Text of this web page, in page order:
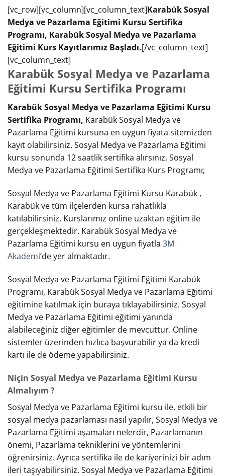
[vc_row][vc_column][vc_column_text]Karabük Sosyal
Medya ve Pazarlama Eğitimi Kursu Sertifika
Programı, Karabük Sosyal Medya ve Pazarlama
Eğitimi Kurs Kayıtlarımız Başladı.[/vc_column_text]
[vc_column_text]
Karabük Sosyal Medya ve Pazarlama
Eğitimi Kursu Sertifika Programı
Karabük Sosyal Medya ve Pazarlama Eğitimi Kursu
Sertifika Programı, Karabük Sosyal Medya ve
Pazarlama Eğitimi kursuna en uygun fiyata sitemizden
kayıt olabilirsiniz. Sosyal Medya ve Pazarlama Eğitimi
kursu sonunda 12 saatlik sertifika alırsınız. Sosyal
Medya ve Pazarlama Eğitimi Sertifika Kurs Programı;
Sosyal Medya ve Pazarlama Eğitimi Kursu Karabük ,
Karabük ve tüm ilçelerden kursa rahatlıkla
katılabilirsiniz. Kurslarımız online uzaktan eğitim ile
gerçekleşmektedir. Karabük Sosyal Medya ve
Pazarlama Eğitimi kursu en uygun fiyatla 3M
Akademi’de yer almaktadır.
Sosyal Medya ve Pazarlama Eğitimi Eğitimi Karabük
Programı, Karabük Sosyal Medya ve Pazarlama Eğitimi
eğitimine katılmak için buraya tıklayabilirsiniz. Sosyal
Medya ve Pazarlama Eğitimi eğitimi yanında
alabileceğiniz diğer eğitimler de mevcuttur. Online
sistemler üzerinden hızlıca başvurabilir ya da kredi
kartı ile de ödeme yapabilirsiniz.
Niçin Sosyal Medya ve Pazarlama Eğitimi Kursu
Almalıyım ?
Sosyal Medya ve Pazarlama Eğitimi kursu ile, etkili bir
sosyal medya pazarlaması nasıl yapılır, Sosyal Medya ve
Pazarlama Eğitimi aşamaları nelerdir, Pazarlamanın
önemi, Pazarlama tekniklerini ve yöntemlerini
öğrenirsiniz. Ayrıca sertifika ile de kariyerinizi bir adım
ileri taşıyabilirsiniz. Sosyal Medya ve Pazarlama Eğitimi